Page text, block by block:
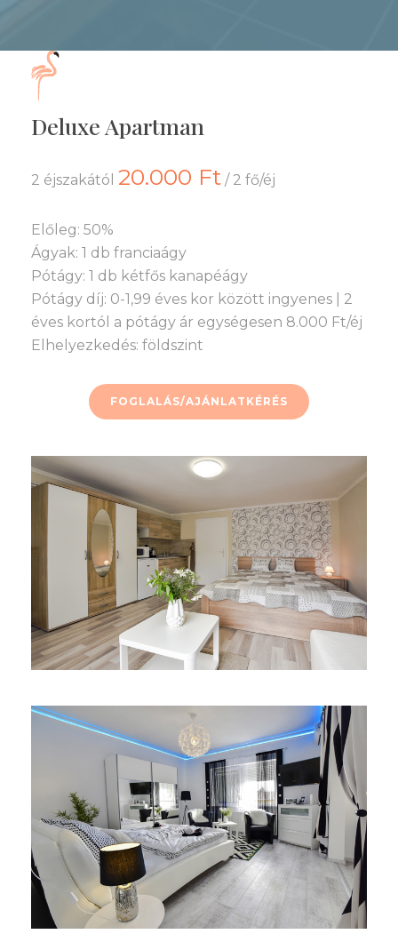
Deluxe Apartman
2 éjszakától 20.000 Ft / 2 fő/éj
Előleg: 50%
Ágyak: 1 db franciaágy
Pótágy: 1 db kétfős kanapéágy
Pótágy díj: 0-1,99 éves kor között ingyenes | 2
éves kortól a pótágy ár egységesen 8.000 Ft/éj
Elhelyezkedés: földszint
FOGLALÁS/AJÁNLATKÉRÉS